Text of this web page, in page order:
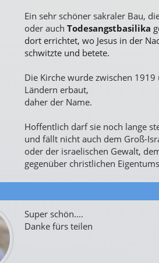
Ein sehr schöner sakraler Bau,
oder auch Todesangstbasilika
dort errichtet, wo Jesus in der
schwitzte und betete.
Die Kirche wurde zwischen
Ländern erbaut,
daher der Name.
Hoffentlich darf sie noch lange
und fällt nicht auch dem Groß-
oder der israelischen Gewalt,
gegenüber christlichen
Super schön....
Danke fürs teilen